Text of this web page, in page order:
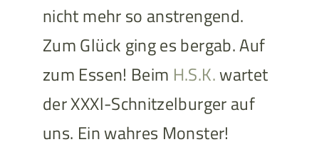
nicht mehr so anstrengend.
Zum Glück ging es bergab. Auf
zum Essen! Beim H.S.K.wartet
der XXXl-Schnitzelburger auf
uns. Ein wahres Monster!